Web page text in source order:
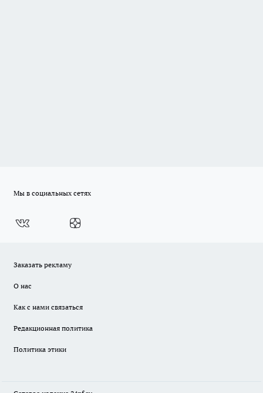
Мы в социальных сетях
Заказать рекламу
О нас
Как с нами связаться
Редакционная политика
Политика этики